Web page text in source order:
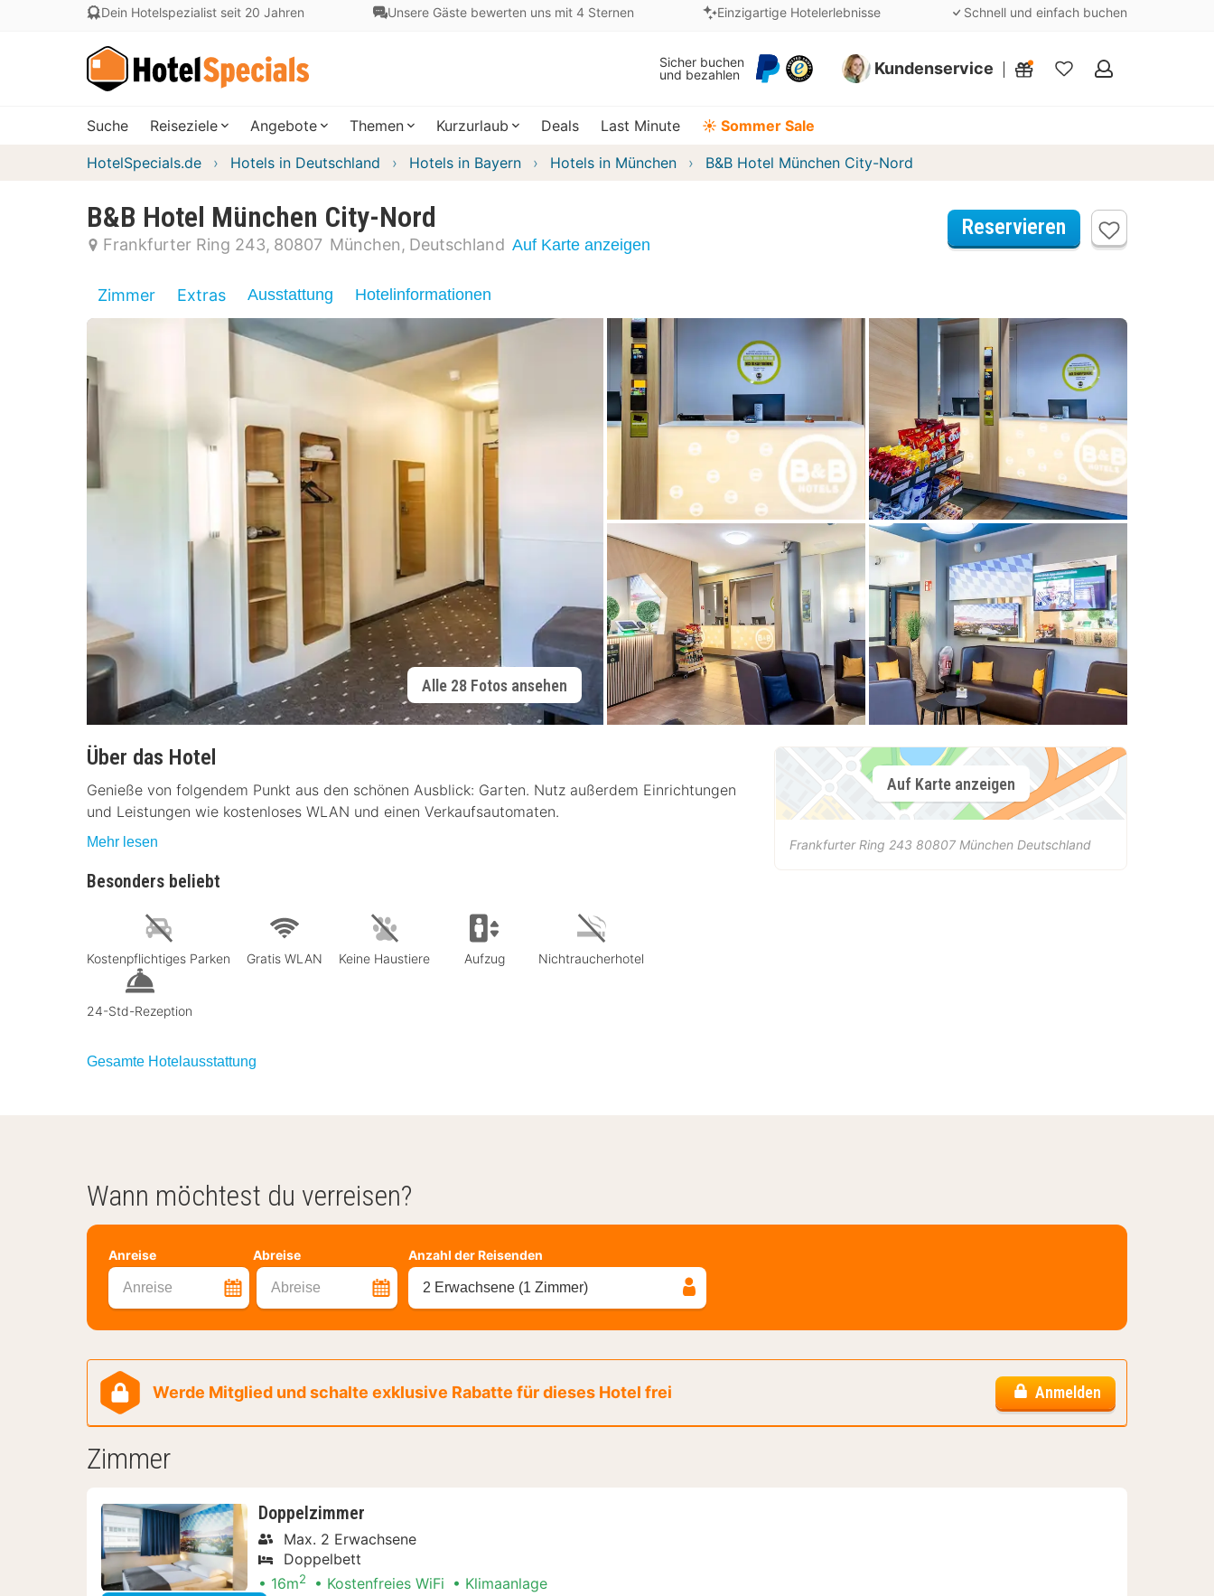
Dein Hotelspezialist seit 20 Jahren Unsere Gäste bewerten uns mit 4 Sternen Einzigartige Hotelerlebnisse Schnell und einfach buchen
Sicher buchen
und bezahlen
Kundenservice
Meine
Suche Reiseziele Angebote Themen Kurzurlaub Deals Last Minute ☀️ Sommer Sale
HotelSpecials.de Hotels in Deutschland Hotels in Bayern Hotels in München B&B Hotel München City-Nord
B&B Hotel München City-Nord
Frankfurter Ring 243 80807 München Deutschland Auf Karte anzeigen
Reservieren
Zimmer Extras Ausstattung Hotelinformationen
Alle 28 Fotos ansehen
Über das Hotel
Genieße von folgendem Punkt aus den schönen Ausblick: Garten. Nutz außerdem Einrichtungen
und Leistungen wie kostenloses WLAN und einen Verkaufsautomaten.
Mehr lesen
Besonders beliebt
Kostenpflichtiges Parken Gratis WLAN Keine Haustiere Aufzug Nichtraucherhotel
24-Std-Rezeption
Gesamte Hotelausstattung
Auf Karte anzeigen
Frankfurter Ring 243 80807 München Deutschland
Wann möchtest du verreisen?
Anreise Abreise
Anreise Abreise
Anzahl der Reisenden
2 Erwachsene (1 Zimmer)
Werde Mitglied und schalte exklusive Rabatte für dieses Hotel frei Anmelden
Zimmer
Doppelzimmer
Max. 2 Erwachsene
Doppelbett
16m2 Kostenfreies WiFi Klimaanlage